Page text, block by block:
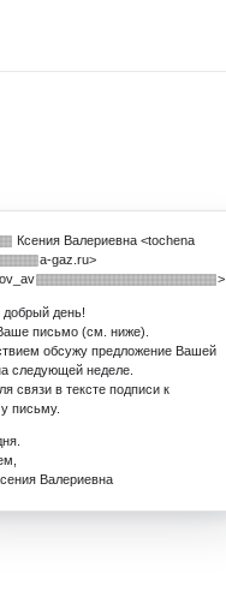
Ксения Валериевна <tochena
a-gaz.ru>
>
добрый день!
письмо (см. ниже).
обсужу предложение Вашей
следующей неделе.
связи в тексте подписи к
письму.
Валериевна